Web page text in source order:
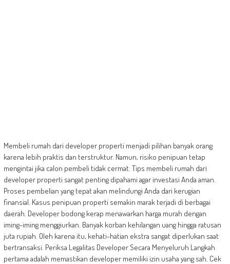
Membeli rumah dari developer properti menjadi pilihan banyak orang
karena lebih praktis dan terstruktur. Namun, risiko penipuan tetap
mengintai jika calon pembeli tidak cermat. Tips membeli rumah dari
developer properti sangat penting dipahami agar investasi Anda aman.
Proses pembelian yang tepat akan melindungi Anda dari kerugian
finansial. Kasus penipuan properti semakin marak terjadi di berbagai
daerah. Developer bodong kerap menawarkan harga murah dengan
iming-iming menggiurkan. Banyak korban kehilangan uang hingga ratusan
juta rupiah. Oleh karena itu, kehati-hatian ekstra sangat diperlukan saat
bertransaksi. Periksa Legalitas Developer Secara Menyeluruh Langkah
pertama adalah memastikan developer memiliki izin usaha yang sah. Cek